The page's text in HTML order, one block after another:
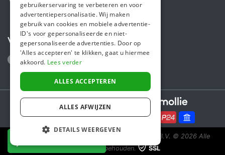
Volg ons
Secure payments powered by
Steunactie is een initiatief van Sponsor Europe B.V. © 2026 Alle
rechten voorbehouden.
SSL
ENGLISH
gebruikerservaring te verbeteren en voor
advertentiepersonalisatie. Wij maken
gebruik van cookies en mobiele advertentie-
ID's voor gepersonaliseerde en niet-
gepersonaliseerde advertenties. Door op
'Alles accepteren' te klikken, gaat u hiermee
akkoord. Lees verder
ALLES ACCEPTEREN
ALLES AFWIJZEN
DETAILS WEERGEVEN